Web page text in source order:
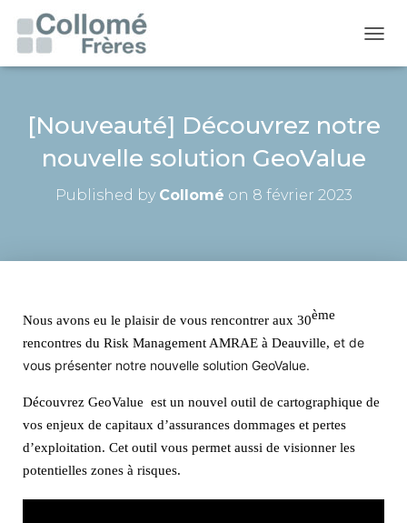
U
R
T
[Nouveauté] Découvrez notre
nouvelle solution GeoValue
Published by Collomé on 8 février 2023
Nous avons eu le plaisir de vous rencontrer aux 30ème
rencontres du Risk Management AMRAE à Deauville, et de
vous présenter notre nouvelle solution GeoValue.
Découvrez GeoValue est un nouvel outil de cartographique de
vos enjeux de capitaux d’assurances dommages et pertes
d’exploitation. Cet outil vous permet aussi de visionner les
potentielles zones à risques.